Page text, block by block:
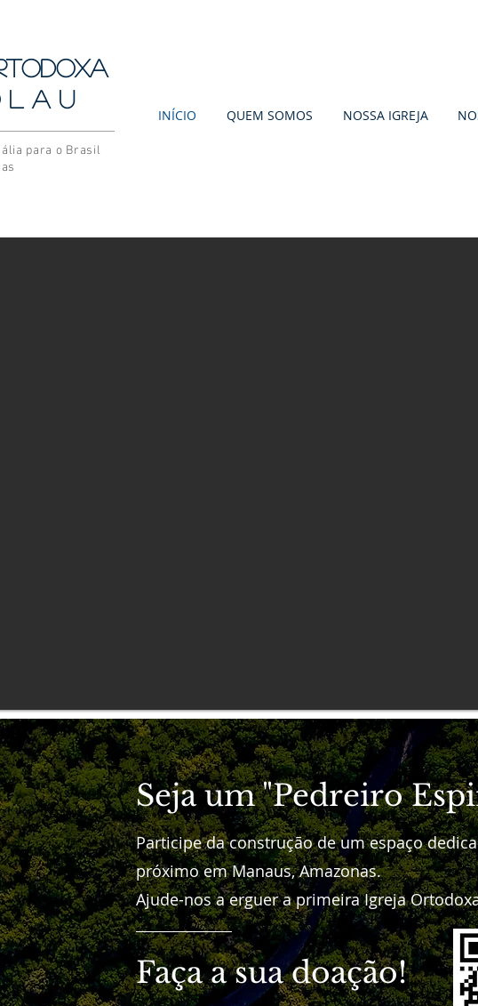
l a u
para o Brasil
INÍCIO QUEM SOMOS NOSSA IGREJA
Seja um "Pedreiro
Participe da construção de um espaço
próximo em Manaus, Amazonas.
Ajude-nos a erguer a primeira Igreja
Faça a sua doação!